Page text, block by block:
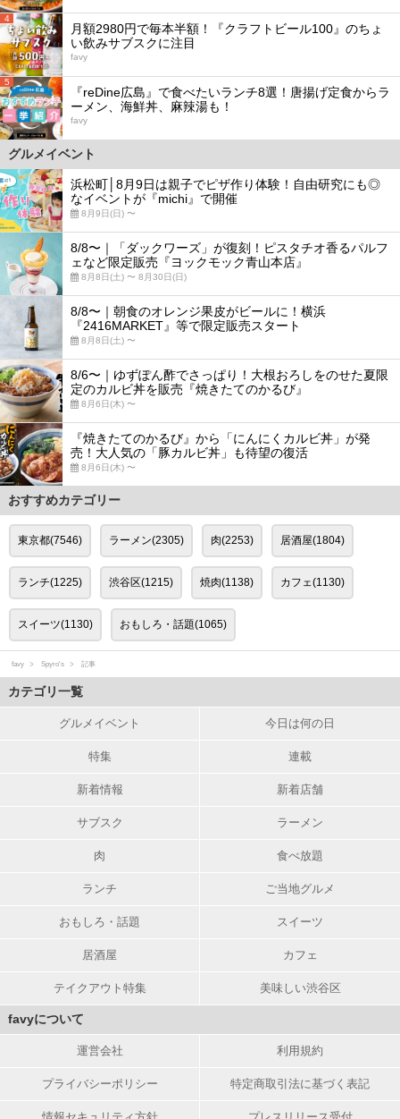
4
月額2980円で毎本半額！『クラフトビール100』のちょ
い飲みサブスクに注目
favy
5
『reDine広島』で食べたいランチ8選！唐揚げ定食からラ
ーメン、海鮮丼、麻辣湯も！
favy
グルメイベント
浜松町│8月9日は親子でピザ作り体験！自由研究にも◎
なイベントが『michi』で開催
8月9日(日) 〜
8/8〜｜「ダックワーズ」が復刻！ピスタチオ香るパルフ
ェなど限定販売『ヨックモック青山本店』
8月8日(土) 〜 8月30日(日)
8/8〜｜朝食のオレンジ果皮がビールに！横浜
『2416MARKET』等で限定販売スタート
8月8日(土) 〜
8/6〜｜ゆずぽん酢でさっぱり！大根おろしをのせた夏限
定のカルビ丼を販売『焼きたてのかるび』
8月6日(木) 〜
『焼きたてのかるび』から「にんにくカルビ丼」が発
売！大人気の「豚カルビ丼」も待望の復活
8月6日(木) 〜
おすすめカテゴリー
東京都(7546) ラーメン(2305) 肉(2253) 居酒屋(1804)
ランチ(1225) 渋谷区(1215) 焼肉(1138) カフェ(1130)
スイーツ(1130) おもしろ・話題(1065)
favy Spyro's 記事
カテゴリ一覧
グルメイベント 今日は何の日
特集 連載
新着情報 新着店舗
サブスク ラーメン
肉 食べ放題
ランチ ご当地グルメ
おもしろ・話題 スイーツ
居酒屋 カフェ
テイクアウト特集 美味しい渋谷区
favyについて
運営会社 利用規約
プライバシーポリシー 特定商取引法に基づく表記